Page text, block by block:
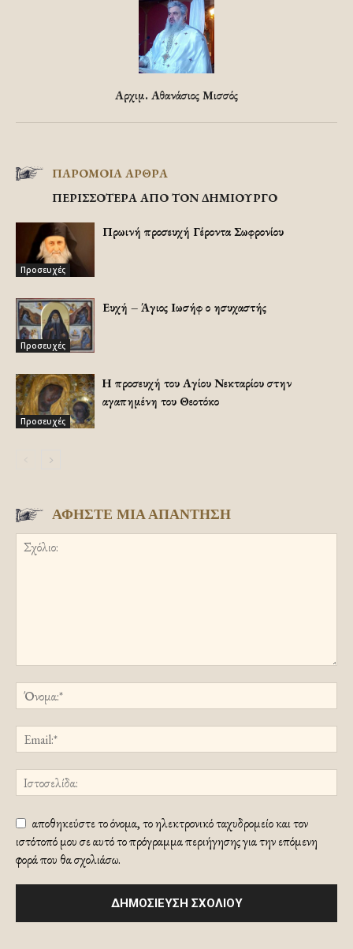
Αρχιμ. Αθανάσιος Μισσός
ΠΑΡΟΜΟΙΑ ΑΡΘΡΑ
ΠΕΡΙΣΣΟΤΕΡΑ ΑΠΟ ΤΟΝ ΔΗΜΙΟΥΡΓΟ
Προσευχές
Πρωινή προσευχή Γέροντα Σωφρονίου
Προσευχές
Ευχή – Άγιος Ιωσήφ ο ησυχαστής
Προσευχές
Η προσευχή του Αγίου Νεκταρίου στην
αγαπημένη του Θεοτόκο
ΑΦΗΣΤΕ ΜΙΑ ΑΠΑΝΤΗΣΗ
αποθηκεύστε το όνομα, το ηλεκτρονικό ταχυδρομείο και τον
ιστότοπό μου σε αυτό το πρόγραμμα περιήγησης για την επόμενη
φορά που θα σχολιάσω.